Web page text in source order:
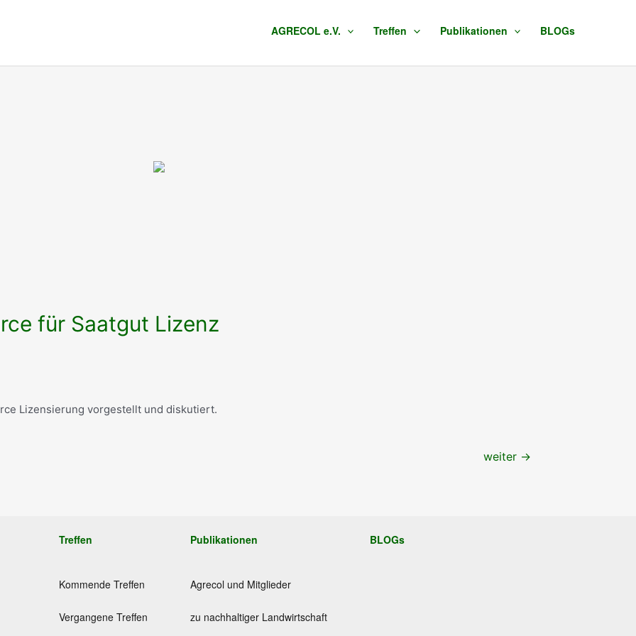
AGRECOL e.V. Treffen Publikationen BLOGs
für Saatgut Lizenz
Lizensierung vorgestellt und diskutiert.
weiter →
Treffen
Kommende Treffen
Vergangene Treffen
Publikationen
Agrecol und Mitglieder
zu nachhaltiger Landwirtschaft
BLOGs